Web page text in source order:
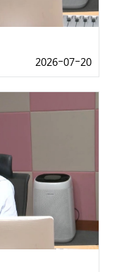
2026-07-20